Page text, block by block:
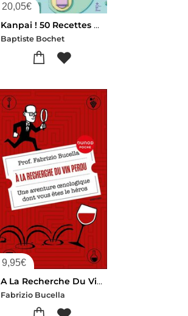
20,05€
Kanpai ! 50 Recettes De Cocktails Inspires Du Japon
Baptiste Bochet
9,95€
A La Recherche Du Vin Perdu : Une Aventure Oenologique Dont Vous Etes Le Heros
Fabrizio Bucella